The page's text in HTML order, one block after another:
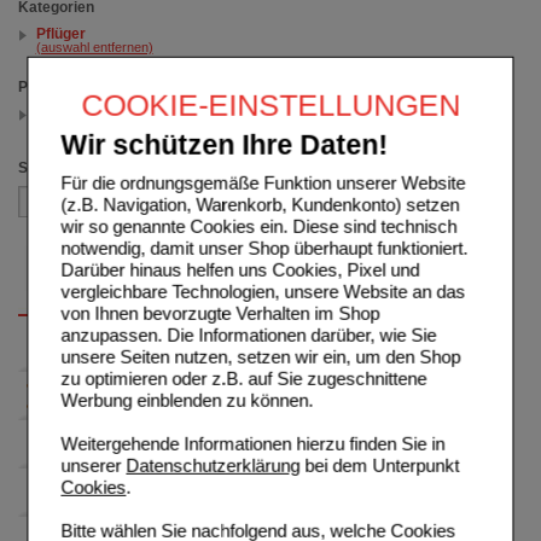
COOKIE-EINSTELLUNGEN
Wir schützen Ihre Daten!
Für die ordnungsgemäße Funktion unserer Website
(z.B. Navigation, Warenkorb, Kundenkonto) setzen
wir so genannte Cookies ein. Diese sind technisch
notwendig, damit unser Shop überhaupt funktioniert.
Darüber hinaus helfen uns Cookies, Pixel und
vergleichbare Technologien, unsere Website an das
von Ihnen bevorzugte Verhalten im Shop
anzupassen. Die Informationen darüber, wie Sie
unsere Seiten nutzen, setzen wir ein, um den Shop
zu optimieren oder z.B. auf Sie zugeschnittene
Werbung einblenden zu können.
Weitergehende Informationen hierzu finden Sie in
unserer Datenschutzerklärungbei dem Unterpunkt
Cookies.
Bitte wählen Sie nachfolgend aus, welche Cookies
Kategorien
Pflüger
(auswahl entfernen)
Packungsgröße
Sortieren nach